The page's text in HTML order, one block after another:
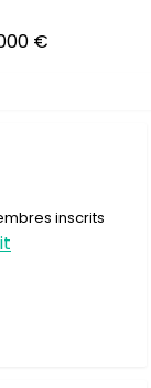
€
inscrits